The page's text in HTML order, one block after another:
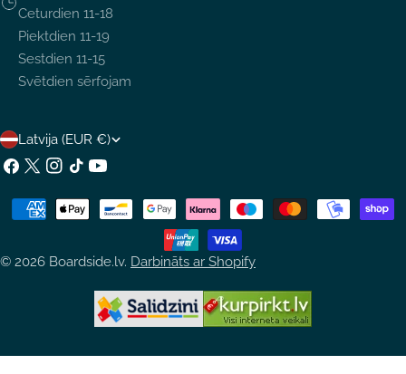
Ceturdien 11-18
Piektdien 11-19
Sestdien 11-15
Svētdien sērfojam
V
A
L
S
T
R
Latvija (EUR €)
Facebook
X
Instagram
TikTokYouTube
© 2026 Boardside.lv. Darbināts ar Shopify
Maksājumu